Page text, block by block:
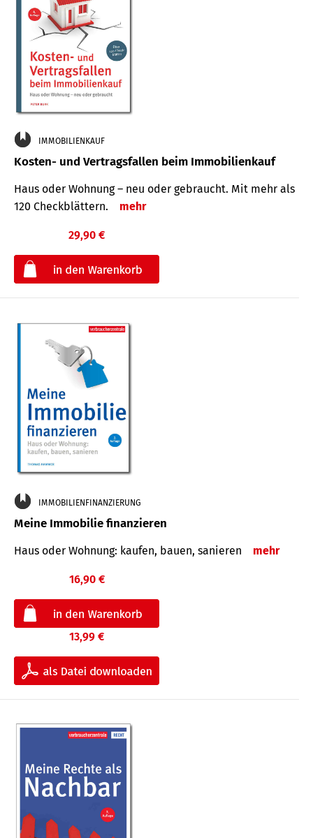
IMMOBILIENKAUF
Kosten- und Vertragsfallen beim Immobilienkauf
Haus oder Wohnung – neu oder gebraucht. Mit mehr als
120 Check­blättern.
mehr
29,90 €
IMMOBILIENFINANZIERUNG
Meine Immobilie finanzieren
Haus oder Wohnung: kaufen, bauen, sanieren mehr
16,90 €
13,99 €